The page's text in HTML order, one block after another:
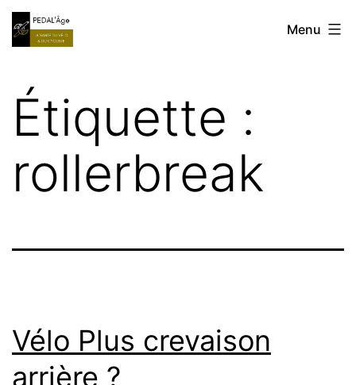
Aller
auRéparation
domicile
MARSEILLE
ALLAUCH
AUBAGNE
Menu
Étiquette :
rollerbreak
Vélo Plus crevaison
arrière ?